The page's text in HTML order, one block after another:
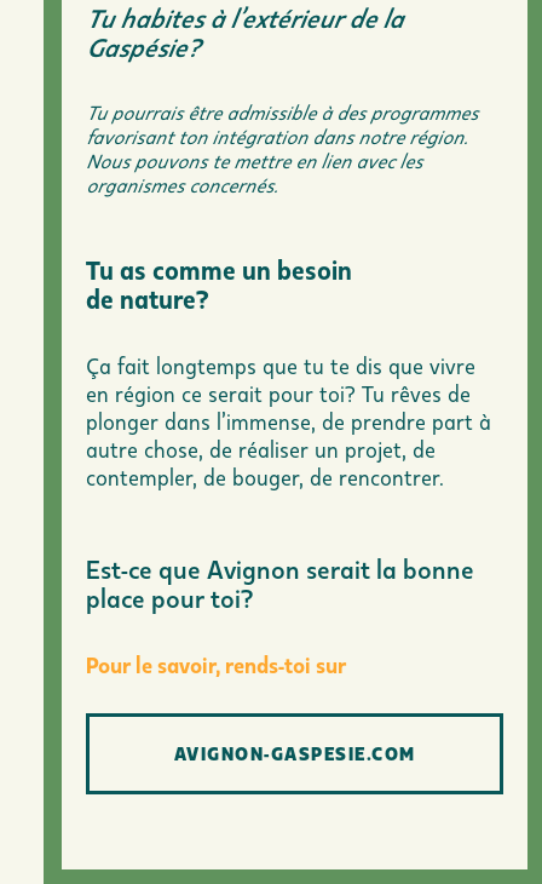
Tu habites à l’extérieur de la
Gaspésie?
Tu pourrais être admissible à des programmes
favorisant ton intégration dans notre région.
Nous pouvons te mettre en lien avec les
organismes concernés.
Tu as comme un besoin
de nature?
Ça fait longtemps que tu te dis que vivre
en région ce serait pour toi? Tu rêves de
plonger dans l’immense, de prendre part à
autre chose, de réaliser un projet, de
contempler, de bouger, de rencontrer.
Est-ce que Avignon serait la bonne
place pour toi?
Pour le savoir, rends-toi sur
AVIGNON-GASPESIE.COM